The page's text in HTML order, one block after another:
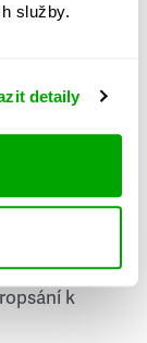
služby.
detaily
verzi, na
těšit
na
k